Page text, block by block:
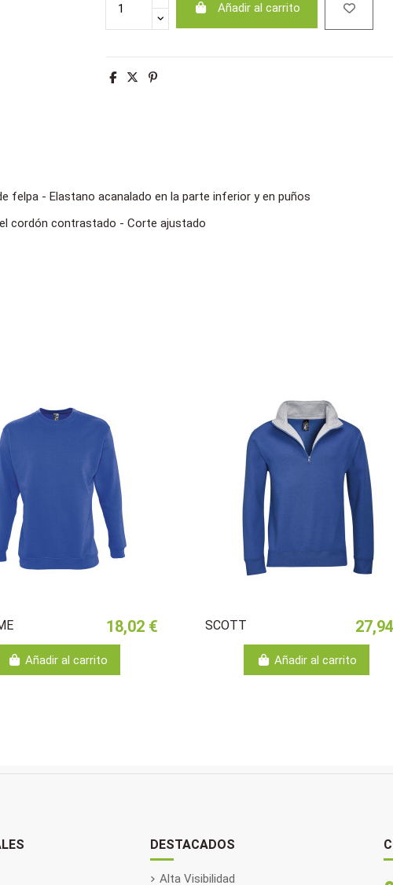
Añadir al carrito
felpa - Elastano acanalado en la parte inferior y en puños
cordón contrastado - Corte ajustado
18,02 €
Añadir al carrito
SCOTT
Añadir al carrito
DESTACADOS
Alta Visibilidad